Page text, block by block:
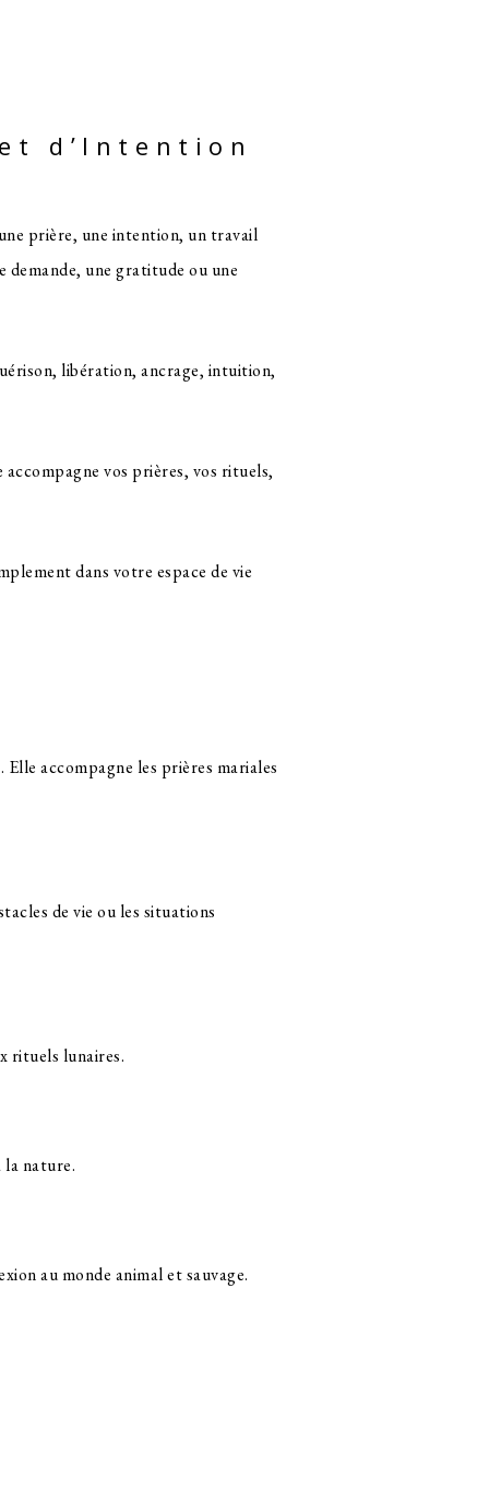
d’Intention
prière, une intention, un travail
demande, une gratitude ou une
libération, ancrage, intuition,
vos prières, vos rituels,
dans votre espace de vie
accompagne les prières mariales
de vie ou les situations
rituels lunaires.
la nature.
au monde animal et sauvage.